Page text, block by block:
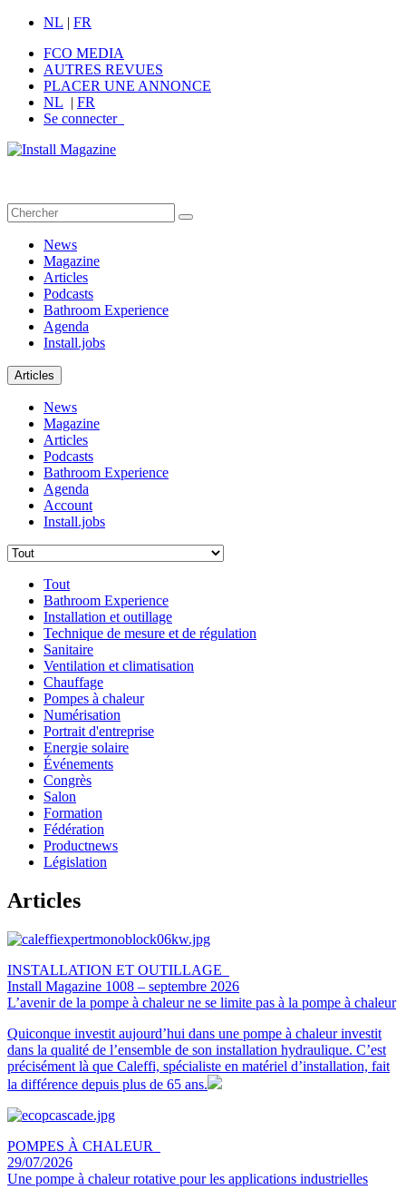
NL | FR
FCO MEDIA
AUTRES REVUES
PLACER UNE ANNONCE
NL | FR
Se connecter
News
Magazine
Articles
Podcasts
Bathroom Experience
Agenda
Install.jobs
Articles
News
Magazine
Articles
Podcasts
Bathroom Experience
Agenda
Account
Install.jobs
Tout
Bathroom Experience
Installation et outillage
Technique de mesure et de régulation
Sanitaire
Ventilation et climatisation
Chauffage
Pompes à chaleur
Numérisation
Portrait d'entreprise
Energie solaire
Événements
Congrès
Salon
Formation
Fédération
Productnews
Législation
Articles
INSTALLATION ET OUTILLAGE
Install Magazine 1008 – septembre 2026
L’avenir de la pompe à chaleur ne se limite pas à la pompe à chaleur
Quiconque investit aujourd’hui dans une pompe à chaleur investit
dans la qualité de l’ensemble de son installation hydraulique. C’est
précisément là que Caleffi, spécialiste en matériel d’installation, fait
la différence depuis plus de 65 ans.
POMPES À CHALEUR
29/07/2026
Une pompe à chaleur rotative pour les applications industrielles